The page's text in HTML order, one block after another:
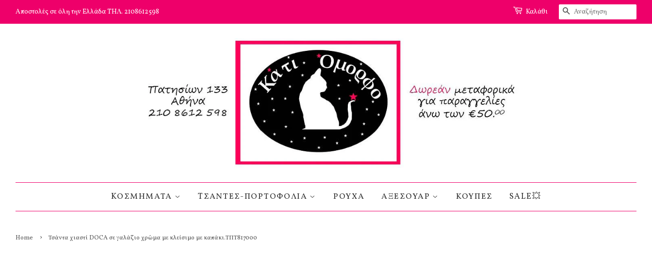
Αποστολές σε όλη την Ελλάδα ΤΗΛ. 2108612598 Καλάθι Αναζήτηση
KΟΣΜΗΜΑΤΑ TΣΑΝΤΕΣ-ΠΟΡΤΟΦΟΛΙΑ ΡΟΥΧΑ ΑΞΕΣΟΥΑΡ ΚΟΥΠΕΣ SALE💥
Home › Τσάντα χιαστί DOCA σε γαλάζιο χρώμα με κλείσιμο με καπάκι.ΤΠΤ817000